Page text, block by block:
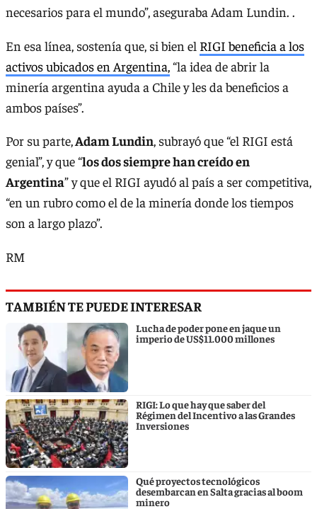
necesarios para el mundo”, aseguraba Adam Lundin. .
En esa línea, sostenía que, si bien el RIGI beneficia a los
activos ubicados en Argentina, “la idea de abrir la
minería argentina ayuda a Chile y les da beneficios a
ambos países”.
Por su parte,Adam Lundin, subrayó que “el RIGI está
genial”, y que “los dos siempre han creído en
Argentina” y que el RIGI ayudó al país a ser competitiva,
“en un rubro como el de la minería donde los tiempos
son a largo plazo”.
RM
TAMBIÉN TE PUEDE INTERESAR
Lucha de poder pone en jaque un
imperio de US$11.000 millones
RIGI: Lo que hay que saber del
Régimen del Incentivo a las Grandes
Inversiones
Qué proyectos tecnológicos
desembarcan en Salta gracias al boom
minero